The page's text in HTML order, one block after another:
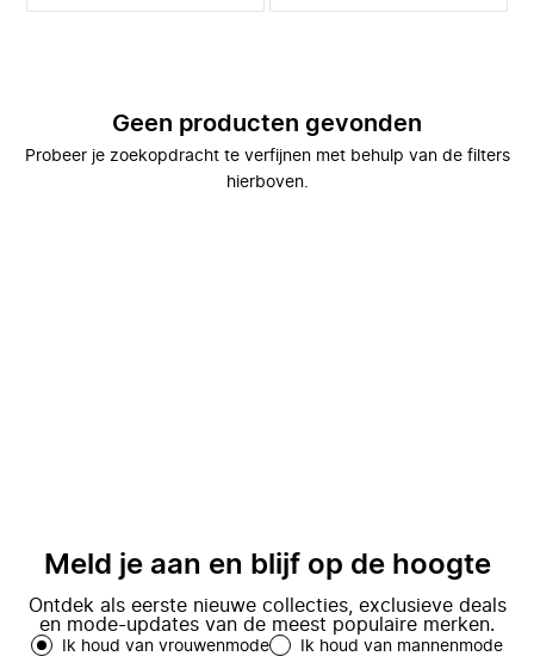
Geen producten gevonden
Probeer je zoekopdracht te verfijnen met behulp van de filters
hierboven.
Meld je aan en blijf op de hoogte
Ontdek als eerste nieuwe collecties, exclusieve deals
en mode-updates van de meest populaire merken.
Ik houd van vrouwenmode Ik houd van mannenmode